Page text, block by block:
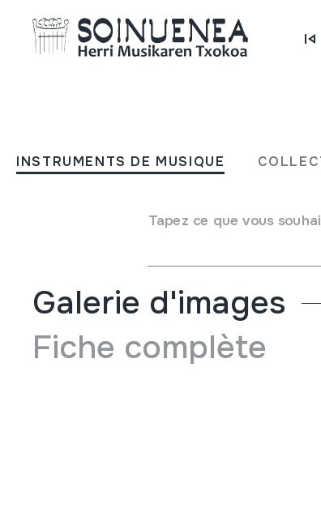
INSTRUMENTS DE MUSIQUE
Tapez ce que vous
Müsica y Sociedad
->ESPAINIA
Galerie d'images
Fiche complète